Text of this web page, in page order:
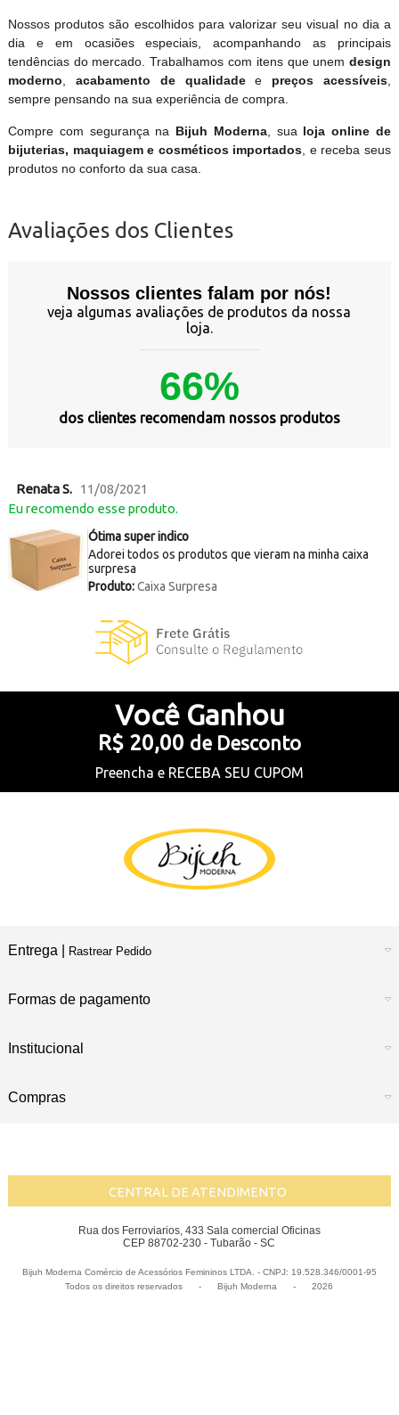
Nossos produtos são escolhidos para valorizar seu visual no dia a
dia e em ocasiões especiais, acompanhando as principais
tendências do mercado. Trabalhamos com itens que unemdesign
moderno
acabamento de qualidadee preços acessíveis
sempre pensando na sua experiência de compra.
Compre com segurança na Bijuh Moderna, sua loja online de
bijuterias, maquiagem e cosméticos importados , e receba seus
produtos no conforto da sua casa.
Avaliações dos Clientes
Nossos clientes falam por nós!
veja algumas avaliações de produtos da nossa
loja.
66%
dos clientes recomendam nossos produtos
Renata S. 11/08/2021
Eu recomendo esse produto.
Ótima super indico
Adorei todos os produtos que vieram na minha caixa
surpresa
Produto:Caixa Surpresa
Você Ganhou
R$ 20,00 de Desconto
Preencha e RECEBA SEU CUPOM
Entrega | Rastrear Pedido
Formas de pagamento
Institucional
Compras
CENTRAL DE ATENDIMENTO
Rua dos Ferroviarios, 433 Sala comercial Oficinas
CEP 88702-230 - Tubarão - SC
Bijuh Moderna Comércio de Acessórios Femininos LTDA. - CNPJ: 19.528.346/0001-95
Todos os direitos reservados
- Bijuh Moderna - 2026